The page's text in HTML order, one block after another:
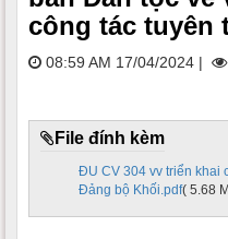
công tác tuyên
08:59 AM 17/04/2024 |
File đính kèm
ĐU CV 304 vv triển khai
Đảng bộ Khối.pdf( 5.68